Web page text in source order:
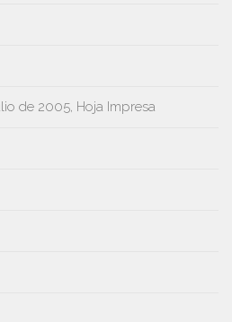
de 2005, Hoja Impresa